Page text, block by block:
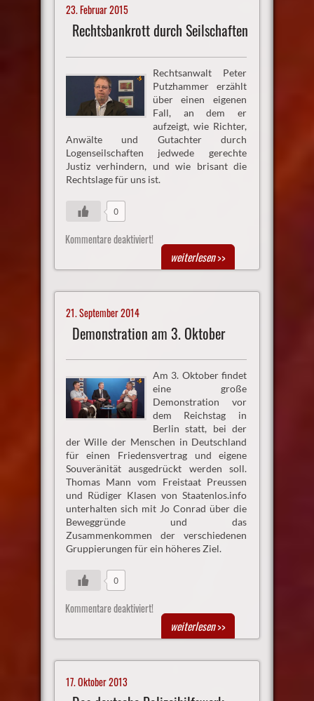
23. Februar 2015
Rechtsbankrott durch Seilschaften
Rechtsanwalt Peter
Putzhammer erzählt
über einen eigenen
Fall, an dem er
aufzeigt, wie Richter,
Anwälte und Gutachter durch
Logenseilschaften jedwede gerechte
Justiz verhindern, und wie brisant die
Rechtslage für uns ist.
0
Kommentare deaktiviert!
weiterlesen>>
21. September 2014
Demonstration am 3. Oktober
Am 3. Oktober findet
eine große
Demonstration vor
dem Reichstag in
Berlin statt, bei der
der Wille der Menschen in Deutschland
für einen Friedensvertrag und eigene
Souveränität ausgedrückt werden soll.
Thomas Mann vom Freistaat Preussen
und Rüdiger Klasen von Staatenlos.info
unterhalten sich mit Jo Conrad über die
Beweggründe und das
Zusammenkommen der verschiedenen
Gruppierungen für ein höheres Ziel.
0
Kommentare deaktiviert!
weiterlesen>>
17. Oktober 2013